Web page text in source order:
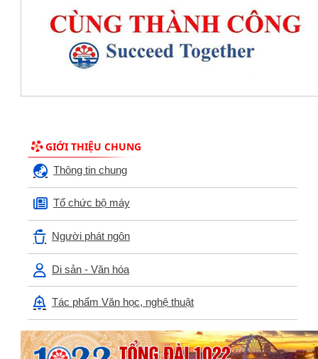
GIỚI THIỆU CHUNG
Thông tin chung
Tổ chức bộ máy
Người phát ngôn
Di sản - Văn hóa
Tác phẩm Văn học, nghệ thuật